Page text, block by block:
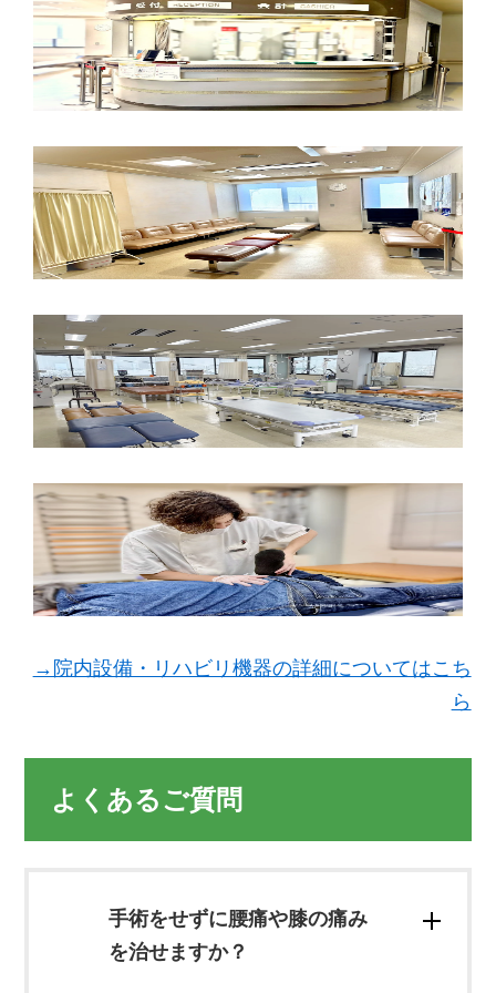
→院内設備・リハビリ機器の詳細についてはこち
ら
よくあるご質問
手術をせずに腰痛や膝の痛み
を治せますか？